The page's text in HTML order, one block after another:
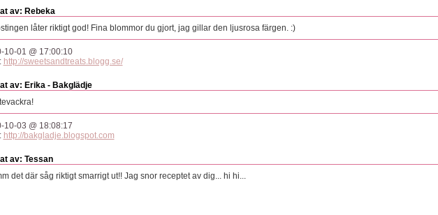
av: Rebeka
låter riktigt god! Fina blommor du gjort, jag gillar den ljusrosa färgen. :)
10-01 @ 17:00:10
http://sweetsandtreats.blogg.se/
av: Erika - Bakglädje
10-03 @ 18:08:17
http://bakgladje.blogspot.com
av: Tessan
det där såg riktigt smarrigt ut!! Jag snor receptet av dig... hi hi...